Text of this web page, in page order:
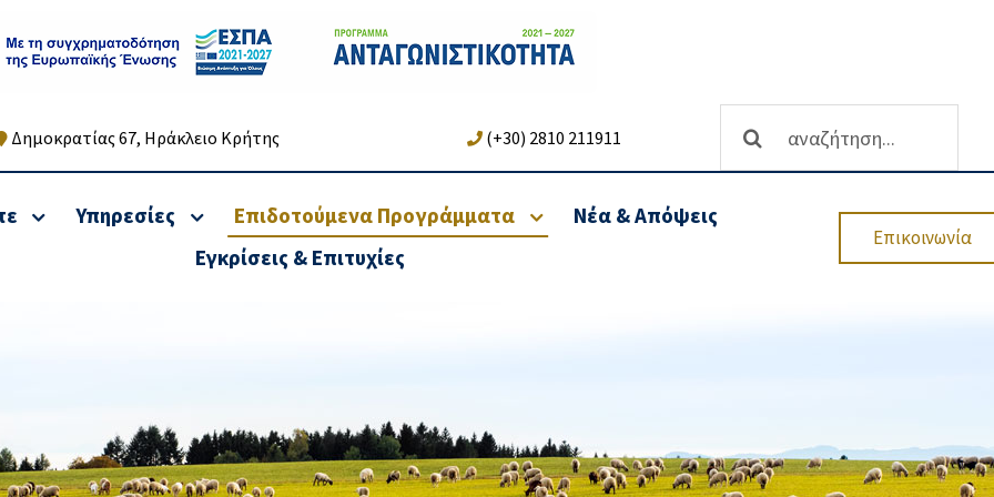
Δημοκρατίας 67, Ηράκλειο Κρήτης (+30) 2810 211911
Υπηρεσίες
& Φυσικών
Χρηματοοικονομικές
Υπηρεσίες
Προγραμμάτων
Επιδοτούμενα Προγράμματα
Νέα & Απόψεις
Εγκρίσεις & Επιτυχίες
Επικοινωνία